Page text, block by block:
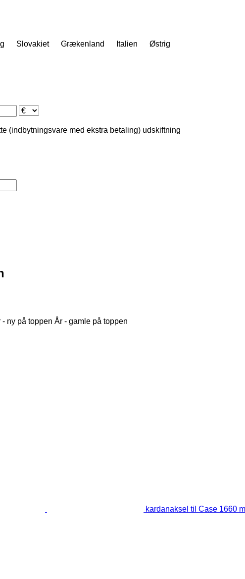
Slovakiet Grækenland Italien
Østrig
(indbytningsvare med ekstra betaling) udskiftning
- ny på toppen År - gamle på toppen
kardanaksel til Case 1660